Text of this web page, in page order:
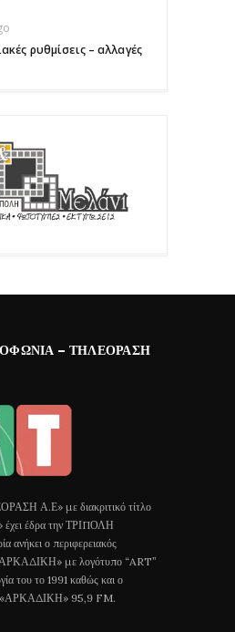
ρυθμίσεις – αλλαγές
– ΤΗΛΕΌΡΑΣΗ
Α.Ε» με διακριτικό τίτλο
έδρα την ΤΡΙΠΟΛΗ
ανήκει ο περιφερειακός
με λογότυπο “ART”
του το 1991 καθώς και ο
«ΑΡΚΑΔΙΚΗ» 95,9 FM.